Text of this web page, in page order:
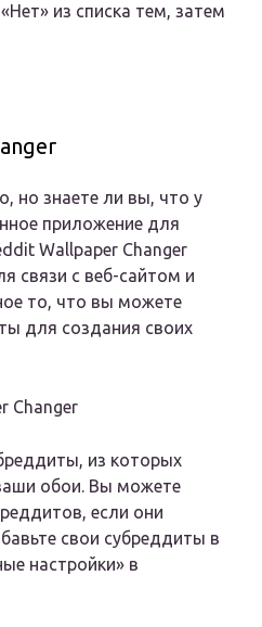
из списка тем, затем
но знаете ли вы, что у
приложение для
Wallpaper Changer
связи с веб-сайтом и
то, что вы можете
для создания своих
Changer
из которых
обои. Вы можете
если они
свои субреддиты в
настройки» в